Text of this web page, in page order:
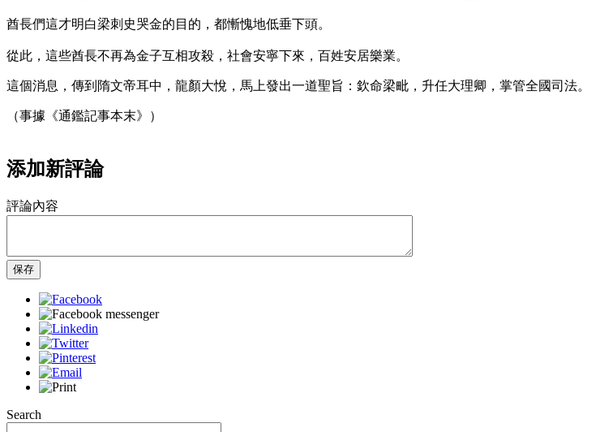
酋長們這才明白梁刺史哭金的目的，都慚愧地低垂下頭。
從此，這些酋長不再為金子互相攻殺，社會安寧下來，百姓安居樂業。
這個消息，傳到隋文帝耳中，龍顏大悅，馬上發出一道聖旨：欽命梁毗，升任大理卿，掌管全國司法。
（事據《通鑑記事本末》）
添加新評論
評論內容
保存
Search